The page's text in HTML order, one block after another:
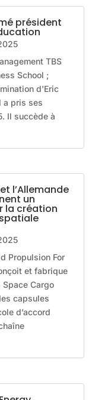
président
TBS
School ;
d'Eric
a pris ses
Il succède à
l’Allemande
un
la création
Propulsion For
et fabrique
Cargo
capsules
d’accord